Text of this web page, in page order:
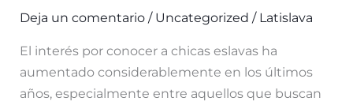
Deja un comentario / Uncategorized / Latislava
El interés por conocer a chicas eslavas ha
aumentado considerablemente en los últimos
años, especialmente entre aquellos que buscan